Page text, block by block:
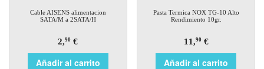
Cable AISENS alimentacion
SATA/M a 2SATA/H
2,90 €
Añadir al carrito
Pasta Termica NOX TG-10 Alto
Rendimiento 10gr.
11,90€
Añadir al carrito